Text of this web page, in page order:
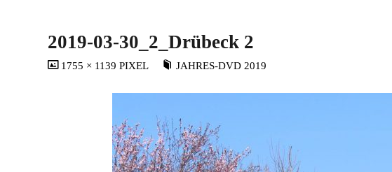
2019-03-30_2_Drübeck 2
VOLLSTÄNDIGE
1755 × 1139 PIXEL JAHRES-DVD 2019